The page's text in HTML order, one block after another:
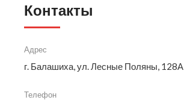
Контакты
Адрес
г. Балашиха, ул. Лесные Поляны, 128А
Телефон